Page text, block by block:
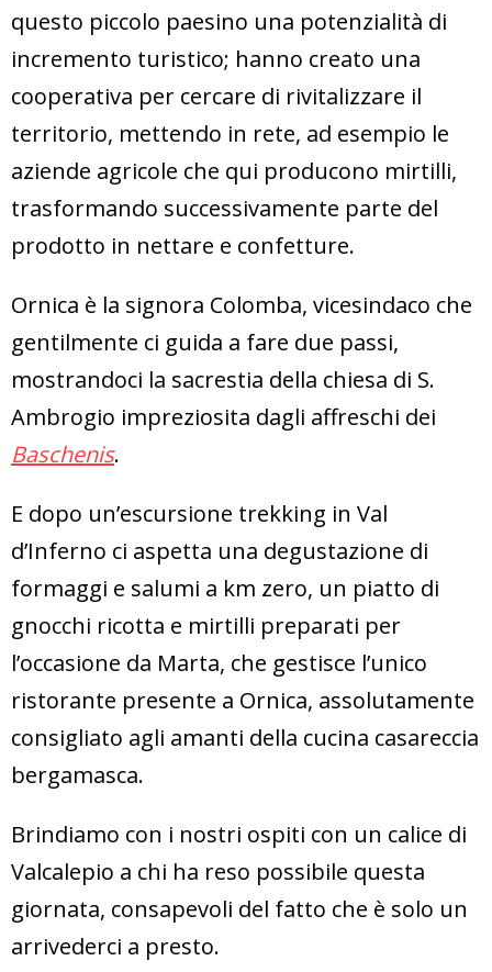
questo piccolo paesino una potenzialità di
incremento turistico; hanno creato una
cooperativa per cercare di rivitalizzare il
territorio, mettendo in rete, ad esempio le
aziende agricole che qui producono mirtilli,
trasformando successivamente parte del
prodotto in nettare e confetture.
Ornica è la signora Colomba, vicesindaco che
gentilmente ci guida a fare due passi,
mostrandoci la sacrestia della chiesa di S.
Ambrogio impreziosita dagli affreschi dei
Baschenis.
E dopo un’escursione trekking in Val
d’Inferno ci aspetta una degustazione di
formaggi e salumi a km zero, un piatto di
gnocchi ricotta e mirtilli preparati per
l’occasione da Marta, che gestisce l’unico
ristorante presente a Ornica, assolutamente
consigliato agli amanti della cucina casareccia
bergamasca.
Brindiamo con i nostri ospiti con un calice di
Valcalepio a chi ha reso possibile questa
giornata, consapevoli del fatto che è solo un
arrivederci a presto.